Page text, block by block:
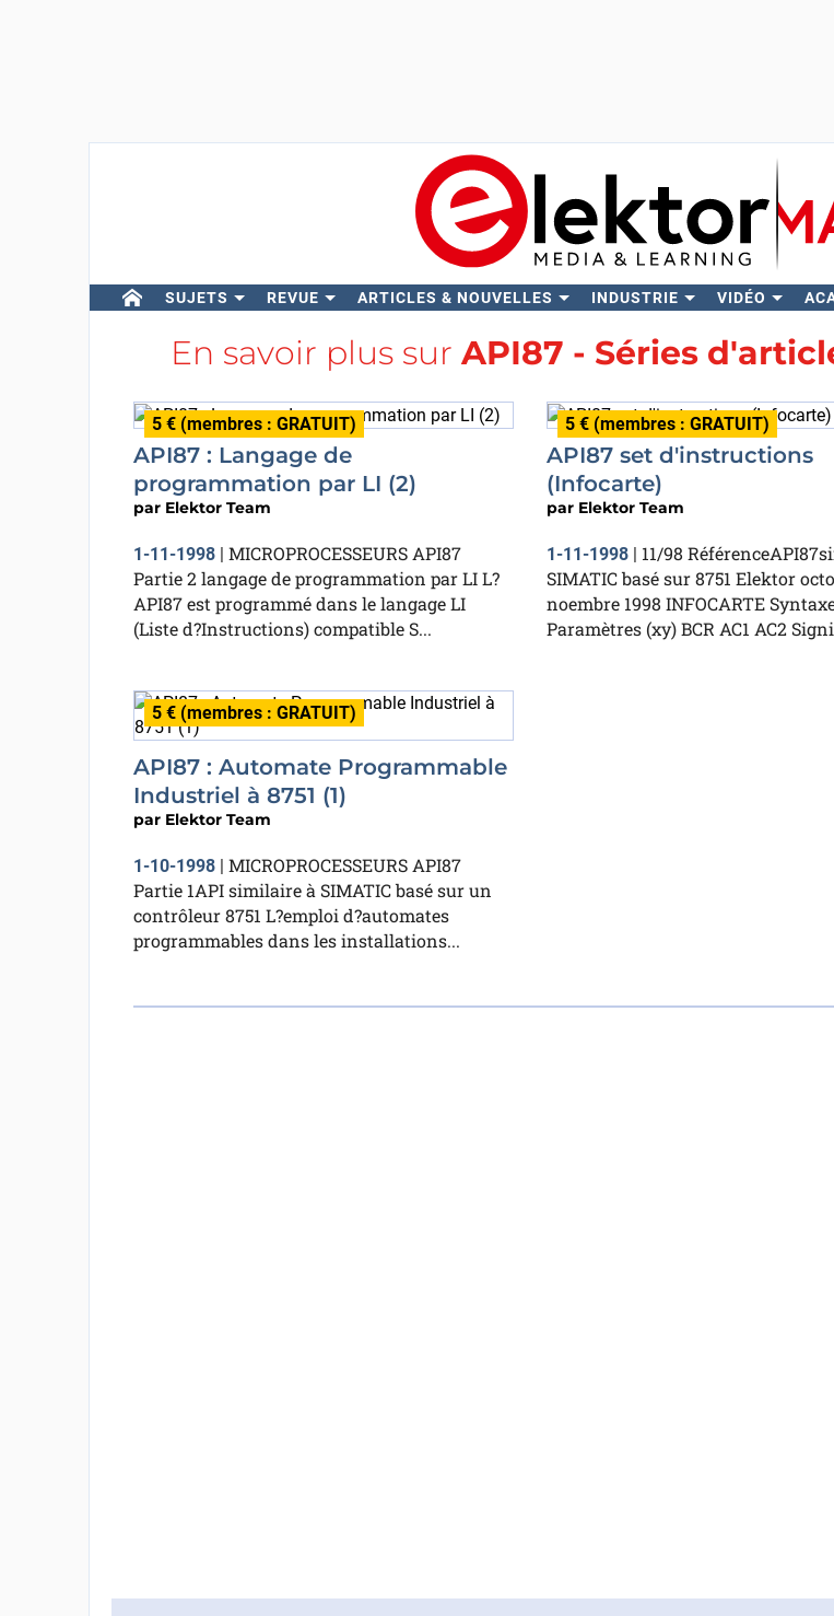
SUJETS REVUE ARTICLES & NOUVELLES INDUSTRIE VIDÉO
En savoir plus sur API87 - Séries
5 € (membres : GRATUIT)
API87 : Langage de
programmation par LI (2)
par Elektor Team
1-11-1998| MICROPROCESSEURS API87
Partie 2 langage de programmation par LI L?
API87 est programmé dans le langage LI
(Liste d?Instructions) compatible S...
5 € (membres : GRATUIT)
API87 set d'instructions
(Infocarte)
par Elektor Team
1-11-1998 | 11/98
SIMATIC basé sur 8751 Elektor
noembre 1998 INFOCARTE
Paramètres (xy) BCR AC1 AC2
5 € (membres : GRATUIT)
API87 : Automate Programmable
Industriel à 8751 (1)
par Elektor Team
1-10-1998| MICROPROCESSEURS API87
Partie 1API similaire à SIMATIC basé sur un
contrôleur 8751 L?emploi d?automates
programmables dans les installations...